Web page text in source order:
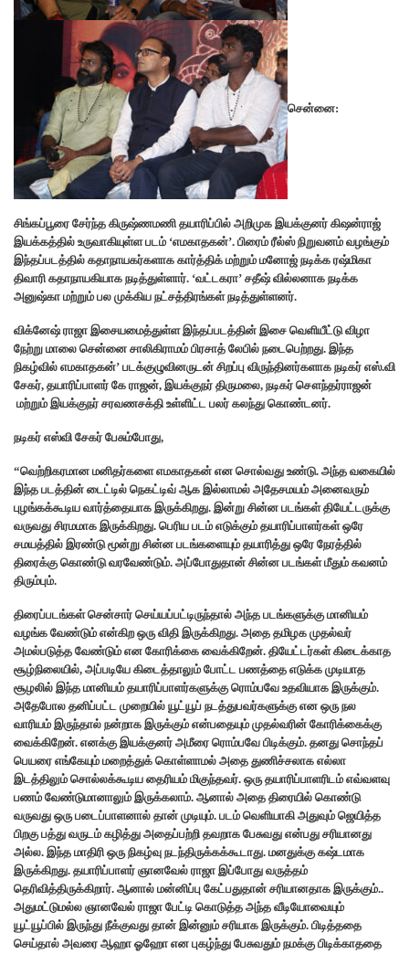
சென்னை:
சிங்கப்பூரை சேர்ந்த கிருஷ்ணமணி தயாரிப்பில் அறிமுக இயக்குனர் கிஷன்ராஜ்
இயக்கத்தில் உருவாகியுள்ள படம் ‘எமகாதகன்’. பிரைம் ரீல்ஸ் நிறுவனம் வழங்கும்
இந்தப்படத்தில் கதாநாயகர்களாக கார்த்திக் மற்றும் மனோஜ் நடிக்க ரஷ்மிகா
திவாரி கதாநாயகியாக நடித்துள்ளார். ‘வட்டகரா’ சதீஷ் வில்லனாக நடிக்க
அனுஷ்கா மற்றும் பல முக்கிய நட்சத்திரங்கள் நடித்துள்ளனர்.
விக்னேஷ் ராஜா இசையமைத்துள்ள இந்தப்படத்தின் இசை வெளியீட்டு விழா
நேற்று மாலை சென்னை சாலிகிராமம் பிரசாத் லேபில் நடைபெற்றது. இந்த
நிகழ்வில் எமகாதகன்’ படக்குழுவினருடன் சிறப்பு விருந்தினர்களாக நடிகர் எஸ்.வி
சேகர், தயாரிப்பாளர் கே ராஜன், இயக்குநர் திருமலை, நடிகர் சௌந்தர்ராஜன்
மற்றும் இயக்குநர் சரவணசக்தி உள்ளிட்ட பலர் கலந்து கொண்டனர்.
நடிகர் எஸ்வி சேகர் பேசும்போது,
“வெற்றிகரமான மனிதர்களை எமகாதகன் என சொல்வது உண்டு. அந்த வகையில்
இந்த படத்தின் டைட்டில் நெகட்டிவ் ஆக இல்லாமல் அதேசமயம் அனைவரும்
புழங்கக்கூடிய வார்த்தையாக இருக்கிறது. இன்று சின்ன படங்கள் தியேட்டருக்கு
வருவது சிரமமாக இருக்கிறது. பெரிய படம் எடுக்கும் தயாரிப்பாளர்கள் ஒரே
சமயத்தில் இரண்டு மூன்று சின்ன படங்களையும் தயாரித்து ஒரே நேரத்தில்
திரைக்கு கொண்டு வரவேண்டும். அப்போதுதான் சின்ன படங்கள் மீதும் கவனம்
திரும்பும்.
திரைப்படங்கள் சென்சார் செய்யப்பட்டிருந்தால் அந்த படங்களுக்கு மானியம்
வழங்க வேண்டும் என்கிற ஒரு விதி இருக்கிறது. அதை தமிழக முதல்வர்
அமல்படுத்த வேண்டும் என கோரிக்கை வைக்கிறேன். தியேட்டர்கள் கிடைக்காத
சூழ்நிலையில், அப்படியே கிடைத்தாலும் போட்ட பணத்தை எடுக்க முடியாத
சூழலில் இந்த மானியம் தயாரிப்பாளர்களுக்கு ரொம்பவே உதவியாக இருக்கும்.
அதேபோல தனிப்பட்ட முறையில் யூட்யூப் நடத்துபவர்களுக்கு என ஒரு நல
வாரியம் இருந்தால் நன்றாக இருக்கும் என்பதையும் முதல்வரின் கோரிக்கைக்கு
வைக்கிறேன். எனக்கு இயக்குனர் அமீரை ரொம்பவே பிடிக்கும். தனது சொந்தப்
பெயரை எங்கேயும் மறைத்துக் கொள்ளாமல் அதை துணிச்சலாக எல்லா
இடத்திலும் சொல்லக்கூடிய தைரியம் மிகுந்தவர். ஒரு தயாரிப்பாளரிடம் எவ்வளவு
பணம் வேண்டுமானாலும் இருக்கலாம். ஆனால் அதை திரையில் கொண்டு
வருவது ஒரு படைப்பாளனால் தான் முடியும். படம் வெளியாகி அதுவும் ஜெயித்த
பிறகு பத்து வருடம் கழித்து அதைப்பற்றி தவறாக பேசுவது என்பது சரியானது
அல்ல. இந்த மாதிரி ஒரு நிகழ்வு நடந்திருக்கக்கூடாது. மனதுக்கு கஷ்டமாக
இருக்கிறது. தயாரிப்பாளர் ஞானவேல் ராஜா இப்போது வருத்தம்
தெரிவித்திருக்கிறார். ஆனால் மன்னிப்பு கேட்பதுதான் சரியானதாக இருக்கும்..
அதுமட்டுமல்ல ஞானவேல் ராஜா பேட்டி கொடுத்த அந்த வீடியோவையும்
யூட்யூப்பில் இருந்து நீக்குவது தான் இன்னும் சரியாக இருக்கும். பிடித்ததை
செய்தால் அவரை ஆஹா ஓஹோ என புகழ்ந்து பேசுவதும் நமக்கு பிடிக்காததை